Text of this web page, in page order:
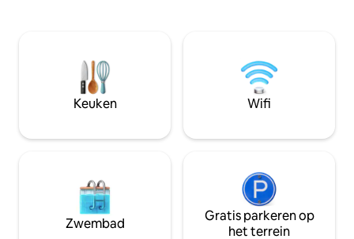
comfortabele meubels en alle
voorzieningen die je nodig hebt voor
een ontspannen en plezierig verblijf.
Keuken Wifi
Zwembad
Gratis parkeren op
het terrein